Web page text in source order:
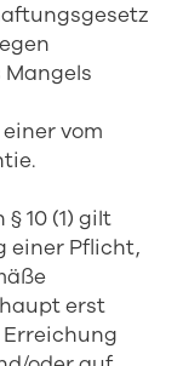
vom
10 (1) gilt
einer Pflicht,
erst